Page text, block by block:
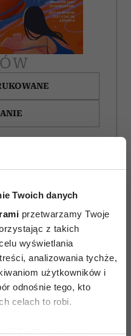
Twoich danych
przetwarzamy Twoje
z takich
wyświetlania
analizowania tychże,
użytkowników i
odnośnie tego, kto
celach to robi.
mąż, który nie kocha?